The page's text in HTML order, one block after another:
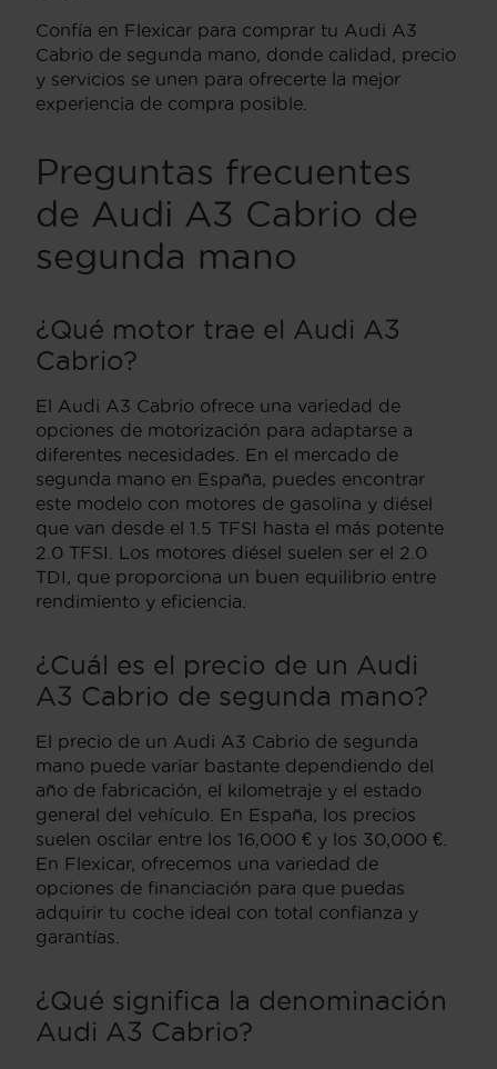
Confía en Flexicar para comprar tu Audi A3
Cabrio de segunda mano, donde calidad, precio
y servicios se unen para ofrecerte la mejor
experiencia de compra posible.
Preguntas frecuentes
de Audi A3 Cabrio de
segunda mano
¿Qué motor trae el Audi A3
Cabrio?
El Audi A3 Cabrio ofrece una variedad de
opciones de motorización para adaptarse a
diferentes necesidades. En el mercado de
segunda mano en España, puedes encontrar
este modelo con motores de gasolina y diésel
que van desde el 1.5 TFSI hasta el más potente
2.0 TFSI. Los motores diésel suelen ser el 2.0
TDI, que proporciona un buen equilibrio entre
rendimiento y eficiencia.
¿Cuál es el precio de un Audi
A3 Cabrio de segunda mano?
El precio de un Audi A3 Cabrio de segunda
mano puede variar bastante dependiendo del
año de fabricación, el kilometraje y el estado
general del vehículo. En España, los precios
suelen oscilar entre los 16,000 € y los 30,000 €.
En Flexicar, ofrecemos una variedad de
opciones de financiación para que puedas
adquirir tu coche ideal con total confianza y
garantías.
¿Qué significa la denominación
Audi A3 Cabrio?